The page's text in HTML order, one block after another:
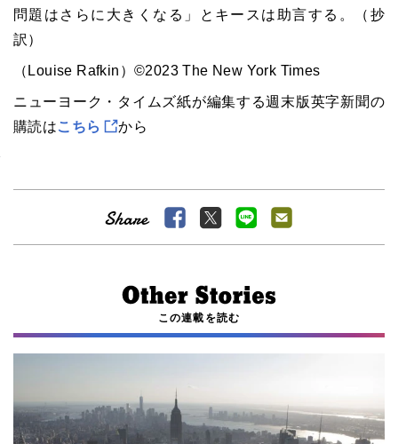
問題はさらに大きくなる」とキースは助言する。（抄
訳）
（Louise Rafkin）©2023 The New York Times
ニューヨーク・タイムズ紙が編集する週末版英字新聞の
購読はこちら から
この連載を読む